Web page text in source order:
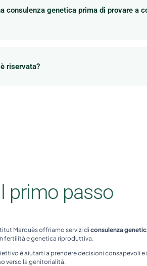
consulenza genetica prima di provare a
riservata?
primo passo
Marquès offriamo servizi diconsulenza
fertilità e genetica riproduttiva.
è aiutarti a prendere decisioni consapevoli
verso la genitorialità.